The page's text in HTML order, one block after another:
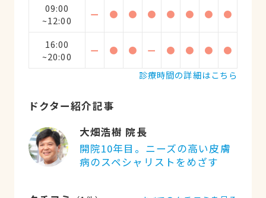
09:00
~12:00
ー ● ● ● ● ● ● ●
16:00
~20:00
ー ● ● ー ● ● ●
●
診療時間の詳細はこちら
ドクター紹介記事
大畑浩樹 院長
開院10年目。ニーズの高い皮膚
病のスペシャリストをめざす